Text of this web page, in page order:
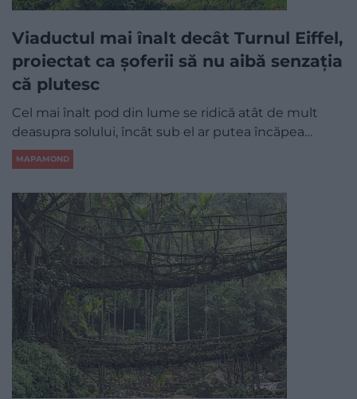
Viaductul mai înalt decât Turnul Eiffel,
proiectat ca șoferii să nu aibă senzația
că plutesc
Cel mai înalt pod din lume se ridică atât de mult
deasupra solului, încât sub el ar putea încăpea…
MAPAMOND